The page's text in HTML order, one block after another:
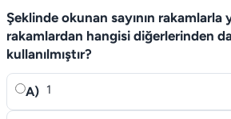
Şeklinde okunan sayının rakamlarla
rakamlardan hangisi diğerlerinden
kullanılmıştır?
A) 1